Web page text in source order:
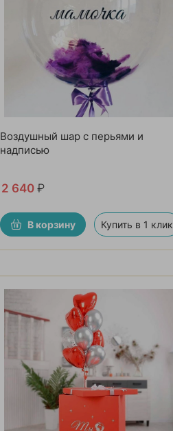
Воздушный шар с перьями и
надписью
2 640 ₽
В корзину Купить в 1 клик